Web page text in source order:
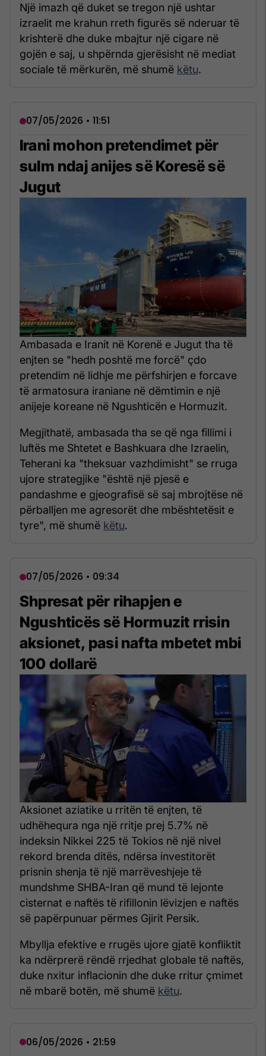
Një imazh që duket se tregon një ushtar
izraelit me krahun rreth figurës së nderuar të
krishterë dhe duke mbajtur një cigare në
gojën e saj, u shpërnda gjerësisht në mediat
sociale të mërkurën, më shumë këtu.
07/05/2026 • 11:51
Irani mohon pretendimet për
sulm ndaj anijes së Koresë së
Jugut
Ambasada e Iranit në Korenë e Jugut tha të
enjten se "hedh poshtë me forcë" çdo
pretendim në lidhje me përfshirjen e forcave
të armatosura iraniane në dëmtimin e një
anijeje koreane në Ngushticën e Hormuzit.
Megjithatë, ambasada tha se që nga fillimi i
luftës me Shtetet e Bashkuara dhe Izraelin,
Teherani ka "theksuar vazhdimisht" se rruga
ujore strategjike "është një pjesë e
pandashme e gjeografisë së saj mbrojtëse në
përballjen me agresorët dhe mbështetësit e
tyre", më shumë këtu.
07/05/2026 • 09:34
Shpresat për rihapjen e
Ngushticës së Hormuzit rrisin
aksionet, pasi nafta mbetet mbi
100 dollarë
Aksionet aziatike u rritën të enjten, të
udhëhequra nga një rritje prej 5.7% në
indeksin Nikkei 225 të Tokios në një nivel
rekord brenda ditës, ndërsa investitorët
prisnin shenja të një marrëveshjeje të
mundshme SHBA-Iran që mund të lejonte
cisternat e naftës të rifillonin lëvizjen e naftës
së papërpunuar përmes Gjirit Persik.
Mbyllja efektive e rrugës ujore gjatë konfliktit
ka ndërprerë rëndë rrjedhat globale të naftës,
duke nxitur inflacionin dhe duke rritur çmimet
në mbarë botën, më shumë këtu.
06/05/2026 • 21:59